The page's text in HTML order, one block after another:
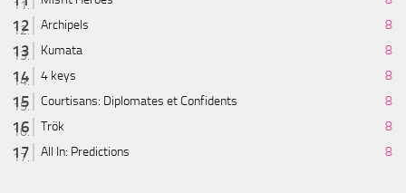
Archipels
8
Kumata
8
4 keys
8
Courtisans: Diplomates et Confidents
8
Trök
8
All In: Predictions
8